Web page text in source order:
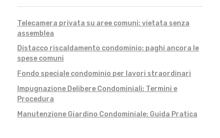
Telecamera privata su aree comuni: vietata senza
assemblea
Distacco riscaldamento condominio: paghi ancora le
spese comuni
Fondo speciale condominio per lavori straordinari
Impugnazione Delibere Condominiali: Termini e
Procedura
Manutenzione Giardino Condominiale: Guida Pratica